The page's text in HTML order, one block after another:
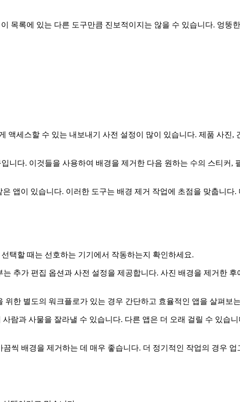
목록에 있는 다른 도구만큼 진보적이지는 않을 수 있습니다. 엉뚱
액세스할 수 있는 내보내기 사전 설정이 많이 있습니다. 제품 사진,
니다. 이것들을 사용하여 배경을 제거한 다음 원하는 수의 스티커,
은 앱이 있습니다. 이러한 도구는 배경 제거 작업에 초점을 맞춥니
택할 때는 선호하는 기기에서 작동하는지 확인하세요.
추가 편집 옵션과 사전 설정을 제공합니다. 사진 배경을 제거한 후
한 별도의 워크플로가 있는 경우 간단하고 효율적인 앱을 살펴보
람과 사물을 잘라낼 수 있습니다. 다른 앱은 더 오래 걸릴 수 있습
씩 배경을 제거하는 데 매우 좋습니다. 더 정기적인 작업의 경우